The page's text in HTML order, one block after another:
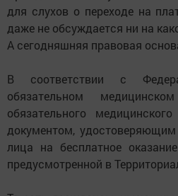
для слухов о переходе на
даже не обсуждается ни на
А сегодняшняя правовая
В соответствии с
обязательном
обязательного
документом, удостоверяющим
лица на бесплатное
предусмотренной в